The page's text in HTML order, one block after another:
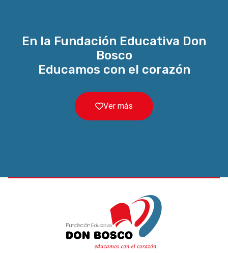
En la Fundación Educativa Don
Bosco
Educamos con el corazón
Ver más